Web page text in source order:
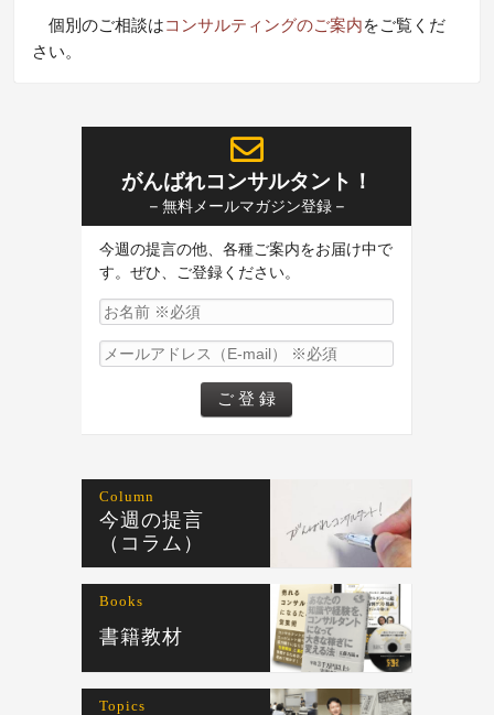
個別のご相談はコンサルティングのご案内をご覧くだ
さい。
がんばれコンサルタント！
– 無料メールマガジン登録 –
今週の提言の他、各種ご案内をお届け中で
す。ぜひ、ご登録ください。
Column
今週の提言
（コラム）
Books
書籍教材
Topics